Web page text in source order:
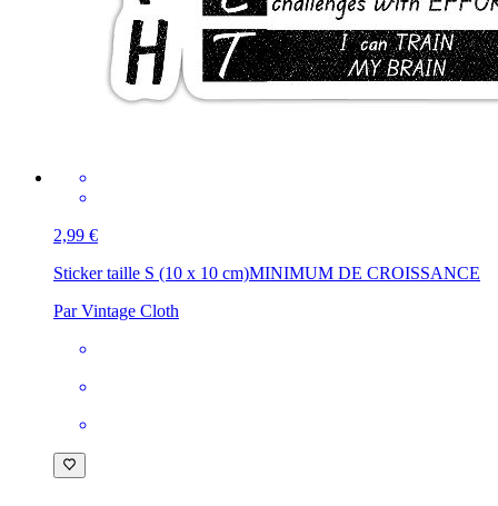
2,99 €
Sticker taille S (10 x 10 cm)MINIMUM DE CROISSANCE
Par Vintage Cloth